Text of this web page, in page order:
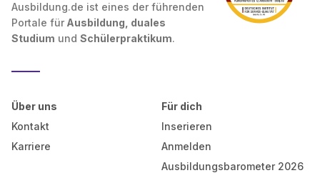
Ausbildung.de ist eines der führenden
Portale für Ausbildung, duales
Studium und Schülerpraktikum.
Über uns
Kontakt
Karriere
Für dich
Inserieren
Anmelden
Ausbildungsbarometer 2026